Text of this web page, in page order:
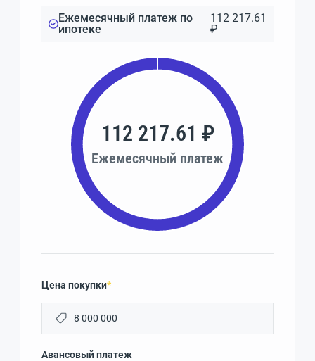
Ежемесячный платеж по
ипотеке
112 217.61
₽
112 217.61 ₽
Ежемесячный платеж
Цена покупки*
Авансовый платеж